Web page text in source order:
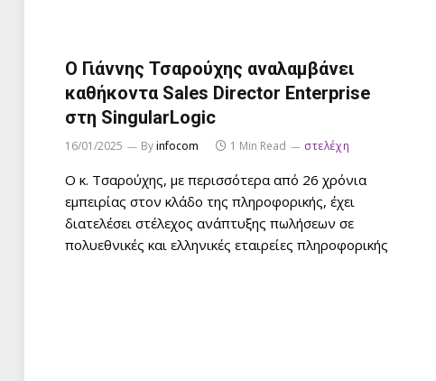
Ο Γιάννης Τσαρούχης αναλαμβάνει
καθήκοντα Sales Director Enterprise
στη SingularLogic
16/01/2025 Byinfocom 1 Min Read στελέχη
Ο κ. Τσαρούχης, με περισσότερα από 26 χρόνια
εμπειρίας στον κλάδο της πληροφορικής, έχει
διατελέσει στέλεχος ανάπτυξης πωλήσεων σε
πολυεθνικές και ελληνικές εταιρείες πληροφορικής